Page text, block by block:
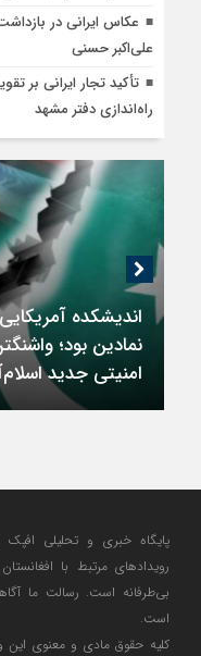
عکاس ایرانی در
علی‌اکبر حسنی
تأکید تجار ایرانی بر
راه‌اندازی دفتر مشهد
اندیشکده
نمادین بود؛
امنیتی جدید
پایگاه خبری و تحلیلی افپک
رویدادهای مرتبط با
بی‌طرفانه است. رسالت ما
است.
کلیه حقوق مادی و معنوی این